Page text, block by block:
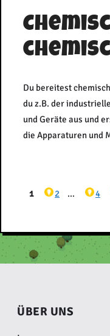
Du bereitest
du z.B. der
und Geräte aus und
die Apparaturen und
Seite
1 Seite
2 … 4
ÜBER UNS